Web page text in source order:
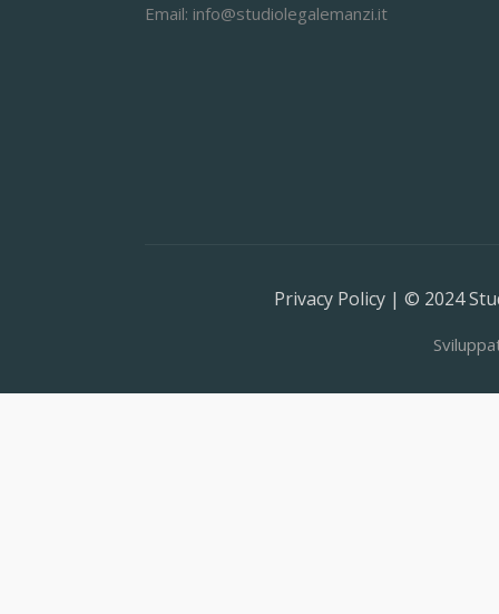
Email: info@studiolegalemanzi.it
Privacy Policy | © 2024